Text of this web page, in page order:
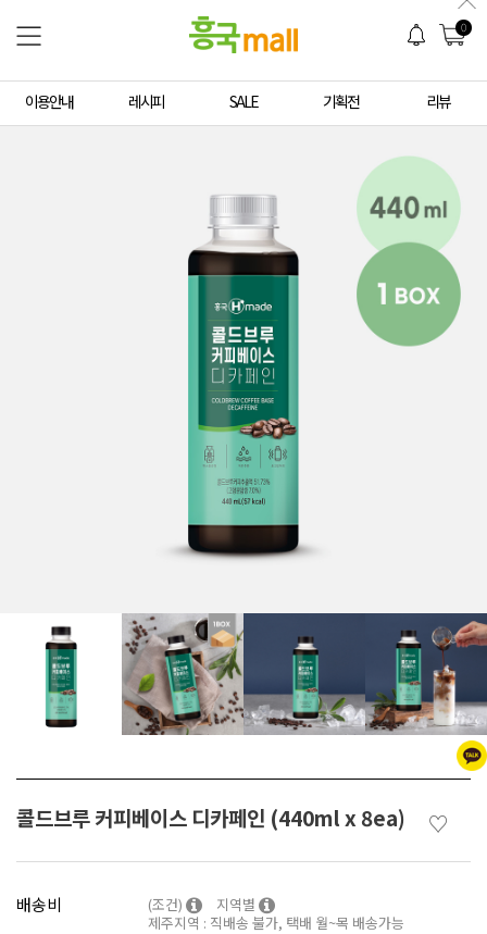
0
이용안내 레시피 SALE 기획전 리뷰
콜드브루 커피베이스 디카페인 (440ml x 8ea) ♡
배송비 (조건)
지역별
제주지역 : 직배송 불가, 택배 월~목 배송가능